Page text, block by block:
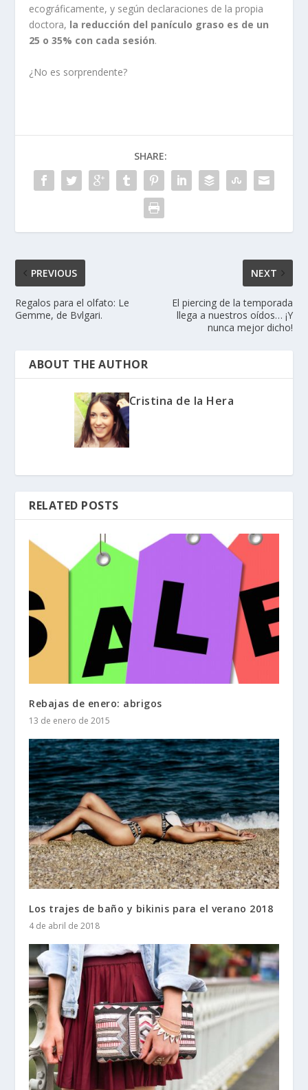
ecográficamente, y según declaraciones de la propia
doctora, la reducción del panículo graso es de un
25 o 35% con cada sesión.
¿No es sorprendente?
SHARE:
PREVIOUS
Regalos para el olfato: Le
Gemme, de Bvlgari.
NEXT
El piercing de la temporada
llega a nuestros oídos… ¡Y
nunca mejor dicho!
ABOUT THE AUTHOR
Cristina de la Hera
RELATED POSTS
Rebajas de enero: abrigos
13 de enero de 2015
Los trajes de baño y bikinis para el verano 2018
4 de abril de 2018